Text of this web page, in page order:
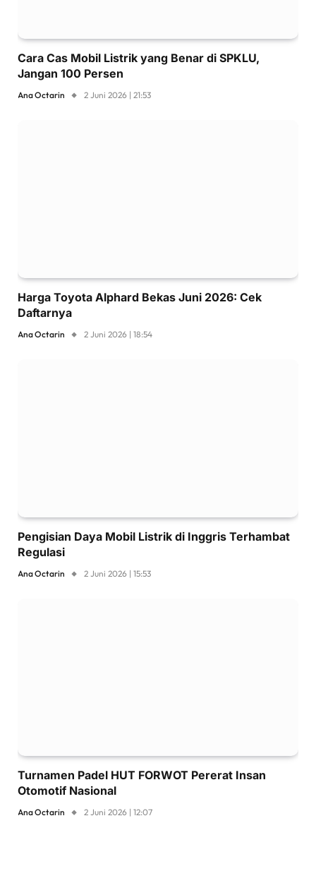
Cara Cas Mobil Listrik yang Benar di SPKLU,
Jangan 100 Persen
Ana Octarin 2 Juni 2026 | 21:53
Harga Toyota Alphard Bekas Juni 2026: Cek
Daftarnya
Ana Octarin 2 Juni 2026 | 18:54
Pengisian Daya Mobil Listrik di Inggris Terhambat
Regulasi
Ana Octarin 2 Juni 2026 | 15:53
Turnamen Padel HUT FORWOT Pererat Insan
Otomotif Nasional
Ana Octarin 2 Juni 2026 | 12:07